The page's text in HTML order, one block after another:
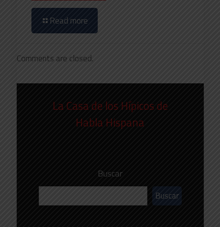
Read more
Comments are closed.
La Casa de los Hípicos de
Habla Hispana
Buscar
Buscar